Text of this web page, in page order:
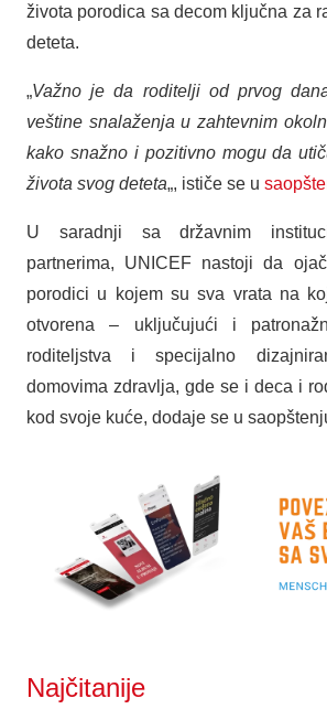
života porodica sa decom ključna za
deteta.
„Važno je da roditelji od prvog
veštine snalaženja u zahtevnim
kako snažno i pozitivno mogu da
života svog deteta„, ističe se u
U saradnji sa državnim
partnerima, UNICEF nastoji da
porodici u kojem su sva vrata na
otvorena – uključujući i
roditeljstva i specijalno
domovima zdravlja, gde se i deca i
kod svoje kuće, dodaje se u
Najčitanije